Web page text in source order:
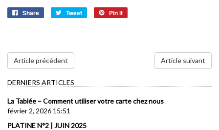
Share Tweet Pin it
Article précédent Article suivant
DERNIERS ARTICLES
La Tablée – Comment utiliser votre carte chez nous
février 2, 2026 15:51
PLATINE N°2 | JUIN 2025